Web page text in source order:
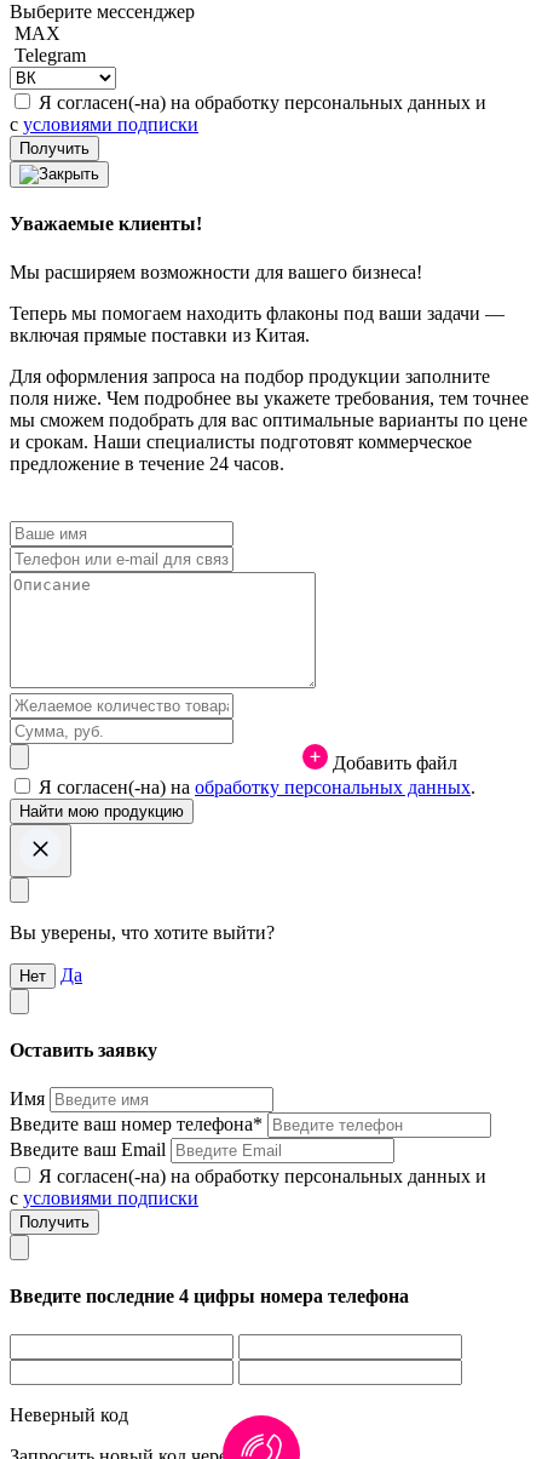
Выберите мессенджер
MAX
Telegram
Я согласен(-на) на обработку персональных данных и
с условиями подписки
Уважаемые клиенты!
Мы расширяем возможности для вашего бизнеса!
Теперь мы помогаем находить флаконы под ваши задачи —
включая прямые поставки из Китая.
Для оформления запроса на подбор продукции заполните
поля ниже. Чем подробнее вы укажете требования, тем точнее
мы сможем подобрать для вас оптимальные варианты по цене
и срокам. Наши специалисты подготовят коммерческое
предложение в течение 24 часов.
Добавить файл
Я согласен(-на) на обработку персональных данных.
Вы уверены, что хотите выйти?
Нет Да
Оставить заявку
Имя
Введите ваш номер телефона*
Введите ваш Email
Я согласен(-на) на обработку персональных данных и
с условиями подписки
Введите последние 4 цифры номера телефона
Неверный код